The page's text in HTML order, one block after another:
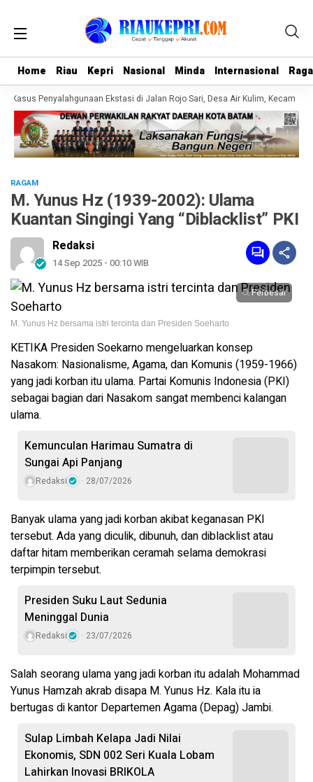
Home Riau Kepri Nasional Minda Internasional
Home Riau Kepri Nasional Minda Internasional
Penyalahgunaan Ekstasi di Jalan Rojo Sari, Desa Air Kulim, Kecamatan
RAGAM
M. Yunus Hz (1939-2002): Ulama
Kuantan Singingi Yang “Diblacklist” PKI
Redaksi
14 Sep 2025 - 00:10 WIB
Perbesar
M. Yunus Hz bersama istri tercinta dan Presiden Soeharto
KETIKA Presiden Soekarno mengeluarkan konsep
Nasakom: Nasionalisme, Agama, dan Komunis (1959-1966)
yang jadi korban itu ulama. Partai Komunis Indonesia (PKI)
sebagai bagian dari Nasakom sangat membenci kalangan
ulama.
Kemunculan Harimau Sumatra di
Sungai Api Panjang
Redaksi 28/07/2026
Banyak ulama yang jadi korban akibat keganasan PKI
tersebut. Ada yang diculik, dibunuh, dan diblacklist atau
daftar hitam memberikan ceramah selama demokrasi
terpimpin tersebut.
Presiden Suku Laut Sedunia
Meninggal Dunia
Redaksi 23/07/2026
Salah seorang ulama yang jadi korban itu adalah Mohammad
Yunus Hamzah akrab disapa M. Yunus Hz. Kala itu ia
bertugas di kantor Departemen Agama (Depag) Jambi.
Sulap Limbah Kelapa Jadi Nilai
Ekonomis, SDN 002 Seri Kuala Lobam
Lahirkan Inovasi BRIKOLA